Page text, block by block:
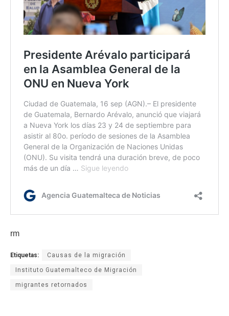
rm
Etiquetas: Causas de la migración
Instituto Guatemalteco de Migración
migrantes retornados